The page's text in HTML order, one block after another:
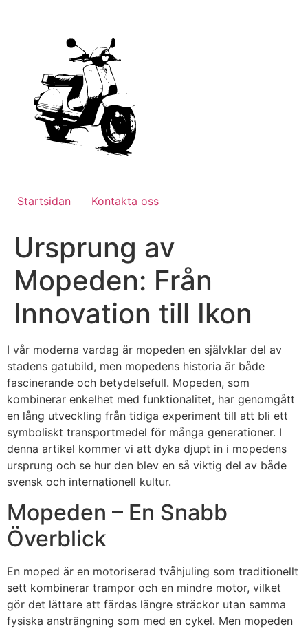
Startsidan Kontakta oss
Ursprung av
Mopeden: Från
Innovation till Ikon
I vår moderna vardag är mopeden en självklar del av
stadens gatubild, men mopedens historia är både
fascinerande och betydelsefull. Mopeden, som
kombinerar enkelhet med funktionalitet, har genomgått
en lång utveckling från tidiga experiment till att bli ett
symboliskt transportmedel för många generationer. I
denna artikel kommer vi att dyka djupt in i mopedens
ursprung och se hur den blev en så viktig del av både
svensk och internationell kultur.
Mopeden – En Snabb
Överblick
En moped är en motoriserad tvåhjuling som traditionellt
sett kombinerar trampor och en mindre motor, vilket
gör det lättare att färdas längre sträckor utan samma
fysiska ansträngning som med en cykel. Men mopeden